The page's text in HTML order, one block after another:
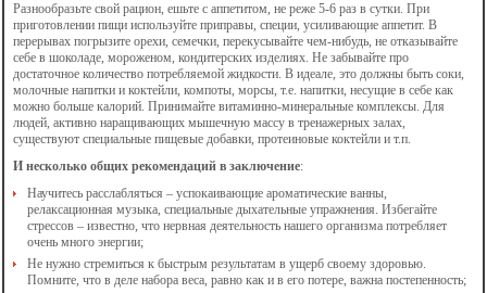
Разнообразьте свой рацион, ешьте с аппетитом, не реже 5-6 раз в сутки. При
приготовлении пищи используйте приправы, специи, усиливающие аппетит. В
перерывах погрызите орехи, семечки, перекусывайте чем-нибудь, не отказывайте
себе в шоколаде, мороженом, кондитерских изделиях. Не забывайте про
достаточное количество потребляемой жидкости. В идеале, это должны быть соки,
молочные напитки и коктейли, компоты, морсы, т.е. напитки, несущие в себе как
можно больше калорий. Принимайте витаминно-минеральные комплексы. Для
людей, активно наращивающих мышечную массу в тренажерных залах,
существуют специальные пищевые добавки, протеиновые коктейли и т.п.
И несколько общих рекомендаций в заключение:
Научитесь расслабляться – успокаивающие ароматические ванны,
релаксационная музыка, специальные дыхательные упражнения. Избегайте
стрессов – известно, что нервная деятельность нашего организма потребляет
очень много энергии;
Не нужно стремиться к быстрым результатам в ущерб своему здоровью.
Помните, что в деле набора веса, равно как и в его потере, важна постепенность;